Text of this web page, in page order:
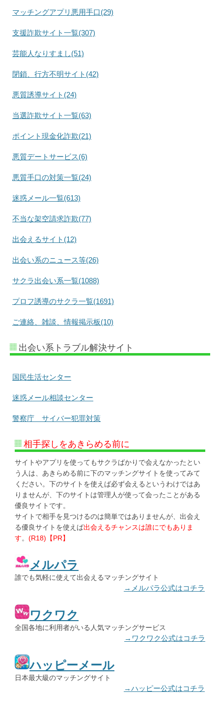
マッチングアプリ悪用手口(29)
支援詐欺サイト一覧(307)
芸能人なりすまし(51)
閉鎖、行方不明サイト(42)
悪質誘導サイト(24)
当選詐欺サイト一覧(63)
ポイント現金化詐欺(21)
悪質デートサービス(6)
悪質手口の対策一覧(24)
迷惑メール一覧(613)
不当な架空請求詐欺(77)
出会えるサイト(12)
出会い系のニュース等(26)
サクラ出会い系一覧(1088)
プロフ誘導のサクラ一覧(1691)
ご連絡、雑談、情報掲示板(10)
出会い系トラブル解決サイト
国民生活センター
迷惑メール相談センター
警察庁 サイバー犯罪対策
相手探しをあきらめる前に
サイトやアプリを使ってもサクラばかりで会えなかったとい
う人は、あきらめる前に下のマッチングサイトを使ってみて
ください。下のサイトを使えば必ず会えるというわけではあ
りませんが、下のサイトは管理人が使って会ったことがある
優良サイトです。
サイトで相手を見つけるのは簡単ではありませんが、出会え
る優良サイトを使えば出会えるチャンスは誰にでもありま
す。 (R18)【PR】
メルパラ
誰でも気軽に使えて出会えるマッチングサイト
→メルパラ公式はコチラ
ワクワク
全国各地に利用者がいる人気マッチングサービス
→ワクワク公式はコチラ
ハッピーメール
日本最大級のマッチングサイト
→ハッピー公式はコチラ